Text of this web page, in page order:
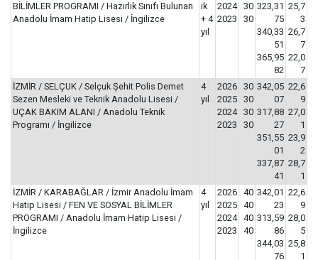
BİLİMLER PROGRAMI / Hazırlık Sınıfı Bulunan
Anadolu İmam Hatip Lisesi / İngilizce
ık
+ 4
yıl
2024
2023
30
30
323,31
75
340,33
51
365,95
82
25,7
3
26,7
7
22,0
7
İZMİR / SELÇUK / Selçuk Şehit Polis Demet
Sezen Mesleki ve Teknik Anadolu Lisesi /
UÇAK BAKIM ALANI / Anadolu Teknik
Programı / İngilizce
4
yıl
2026
2025
2024
2023
30
30
30
30
342,05
07
317,88
27
351,55
01
337,87
41
22,6
9
27,0
1
23,9
2
28,7
1
İZMİR / KARABAĞLAR / İzmir Anadolu İmam
Hatip Lisesi / FEN VE SOSYAL BİLİMLER
PROGRAMI / Anadolu İmam Hatip Lisesi /
İngilizce
4
yıl
2026
2025
2024
2023
40
40
40
40
342,01
23
313,59
86
344,03
76
22,6
9
28,0
5
25,8
1